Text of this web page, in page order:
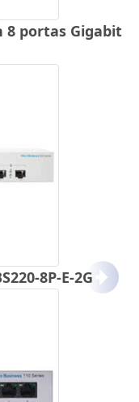
8 portas Gigabit
8P-E-2G